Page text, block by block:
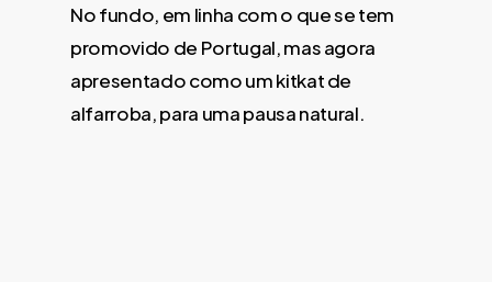
No fundo, em linha com o que se tem
promovido de Portugal, mas agora
apresentado como um kitkat de
alfarroba, para uma pausa natural.